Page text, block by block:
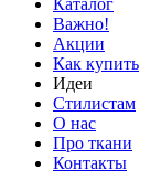
Каталог
Важно!
Акции
Как купить
Идеи
Стилистам
О нас
Про ткани
Контакты